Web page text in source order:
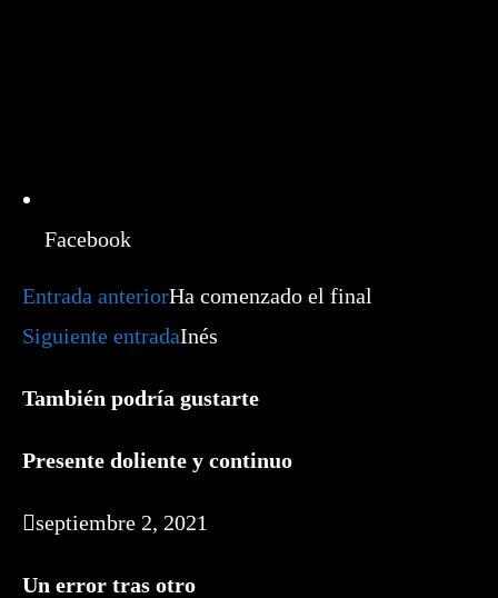
Facebook
Leer
más
artículos
Entrada anteriorHa comenzado el final
Siguiente entradaInés
También podría gustarte
Presente doliente y continuo
septiembre 2, 2021
Un error tras otro